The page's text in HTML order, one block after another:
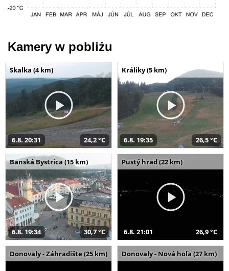
Kamery w pobliżu
Skalka (4 km)
6.8. 20:31 24,2 °C
Králiky (5 km)
6.8. 19:35 26,5 °C
Banská Bystrica (15 km)
6.8. 19:34 30,7 °C
Pustý hrad (22 km)
6.8. 21:01 26,9 °C
Donovaly - Záhradište (25 km) Donovaly - Nová hoľa (27 km)